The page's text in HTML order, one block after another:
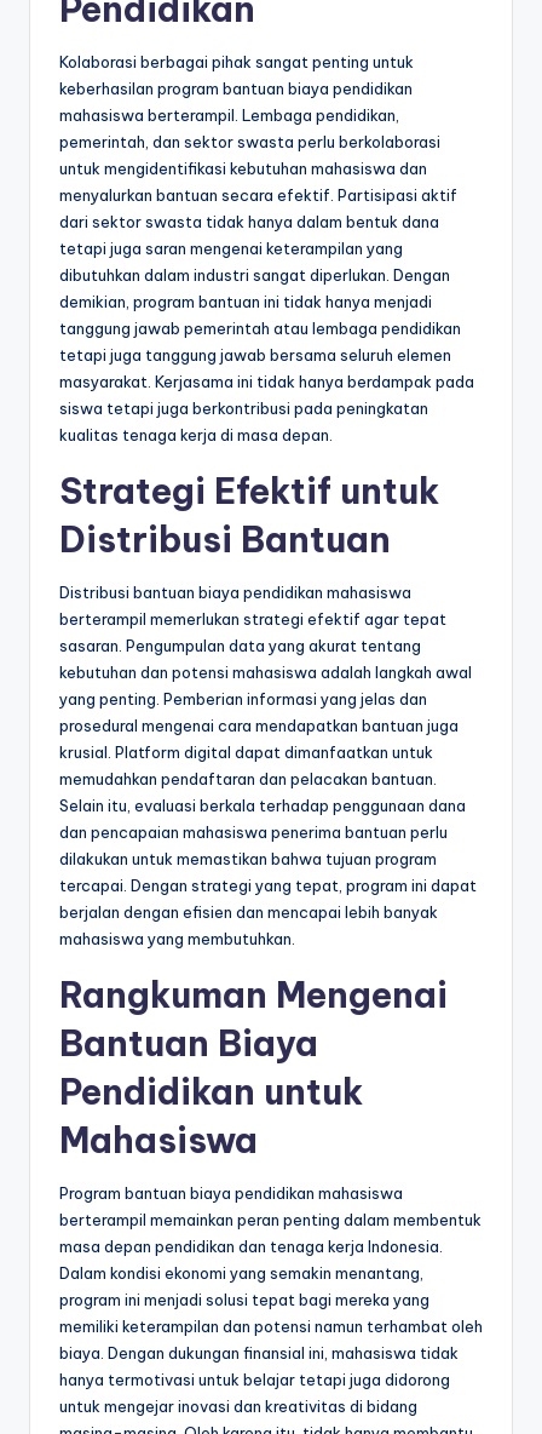
Pendidikan
Kolaborasi berbagai pihak sangat penting untuk
keberhasilan program bantuan biaya pendidikan
mahasiswa berterampil. Lembaga pendidikan,
pemerintah, dan sektor swasta perlu berkolaborasi
untuk mengidentifikasi kebutuhan mahasiswa dan
menyalurkan bantuan secara efektif. Partisipasi aktif
dari sektor swasta tidak hanya dalam bentuk dana
tetapi juga saran mengenai keterampilan yang
dibutuhkan dalam industri sangat diperlukan. Dengan
demikian, program bantuan ini tidak hanya menjadi
tanggung jawab pemerintah atau lembaga pendidikan
tetapi juga tanggung jawab bersama seluruh elemen
masyarakat. Kerjasama ini tidak hanya berdampak pada
siswa tetapi juga berkontribusi pada peningkatan
kualitas tenaga kerja di masa depan.
Strategi Efektif untuk
Distribusi Bantuan
Distribusi bantuan biaya pendidikan mahasiswa
berterampil memerlukan strategi efektif agar tepat
sasaran. Pengumpulan data yang akurat tentang
kebutuhan dan potensi mahasiswa adalah langkah awal
yang penting. Pemberian informasi yang jelas dan
prosedural mengenai cara mendapatkan bantuan juga
krusial. Platform digital dapat dimanfaatkan untuk
memudahkan pendaftaran dan pelacakan bantuan.
Selain itu, evaluasi berkala terhadap penggunaan dana
dan pencapaian mahasiswa penerima bantuan perlu
dilakukan untuk memastikan bahwa tujuan program
tercapai. Dengan strategi yang tepat, program ini dapat
berjalan dengan efisien dan mencapai lebih banyak
mahasiswa yang membutuhkan.
Rangkuman Mengenai
Bantuan Biaya
Pendidikan untuk
Mahasiswa
Program bantuan biaya pendidikan mahasiswa
berterampil memainkan peran penting dalam membentuk
masa depan pendidikan dan tenaga kerja Indonesia.
Dalam kondisi ekonomi yang semakin menantang,
program ini menjadi solusi tepat bagi mereka yang
memiliki keterampilan dan potensi namun terhambat oleh
biaya. Dengan dukungan finansial ini, mahasiswa tidak
hanya termotivasi untuk belajar tetapi juga didorong
untuk mengejar inovasi dan kreativitas di bidang